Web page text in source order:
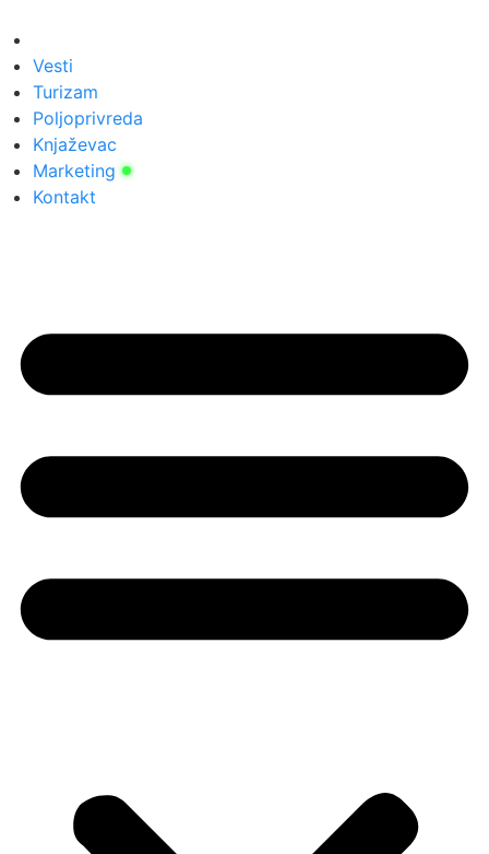
на
садржај
Vesti
Turizam
Poljoprivreda
Knjaževac
Marketing
Kontakt